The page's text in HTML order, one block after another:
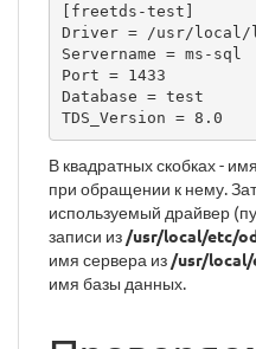
[freetds-test]
Driver = /usr/local/
Servername = ms-sql
Port = 1433
Database = test
TDS_Version = 8.0
В квадратных скобках - имя
при обращении к нему.
используемый драйвер
записи из /usr/local/etc/
имя сервера из /usr/
имя базы данных.